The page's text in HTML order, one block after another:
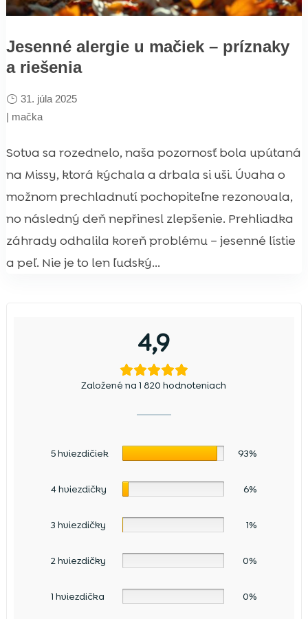
Jesenné alergie u mačiek – príznaky
a riešenia
31. júla 2025
| mačka
Sotva sa rozednelo, naša pozornosť bola upútaná
na Missy, ktorá kýchala a drbala si uši. Úvaha o
možnom prechladnutí pochopiteľne rezonovala,
no následný deň nepřinesl zlepšenie. Prehliadka
záhrady odhalila koreň problému – jesenné lístie
a peľ. Nie je to len ľudský...
4,9
Založené na 1 820 hodnoteniach
5 hviezdičiek 93%
4 hviezdičky 6%
3 hviezdičky 1%
2 hviezdičky 0%
1 hviezdička 0%